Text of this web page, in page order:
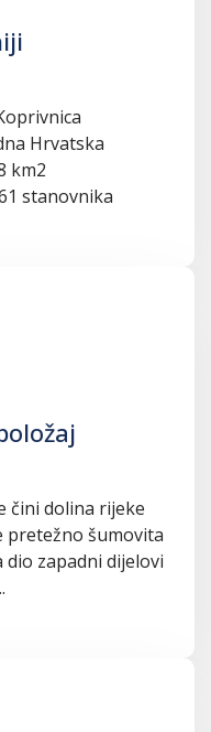
Hrvatska
km2
stanovnika
čini dolina rijeke
pretežno šumovita
dio zapadni dijelovi